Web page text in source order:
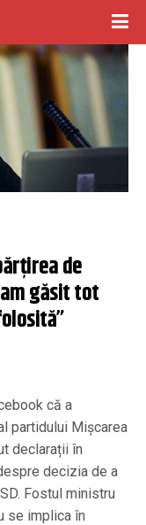
de
găsit tot
că a
partidului Mișcarea
declarații în
decizia de a
Fostul ministru
se implica în